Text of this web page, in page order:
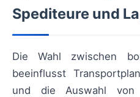
Spediteure und
Die Wahl zwischen
beeinflusst
und die Auswahl von